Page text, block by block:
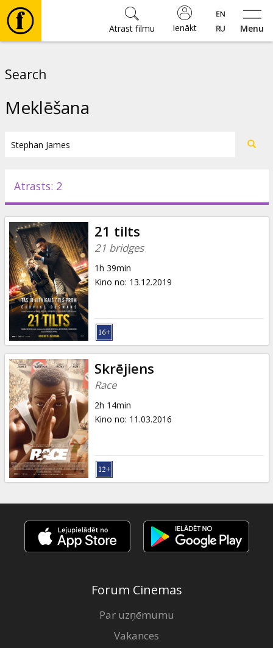
Menu
Ienākt
Atrast filmu
Pasākumi
Ziņas
Dāvanu
kartes
Uzkodas
B2B
Kino
Klubs
Search
Meklēšana
Atrasts: 2
21 tilts
21 bridges
1h 39min
Kino no: 13.12.2019
Skrējiens
Race
2h 14min
Kino no: 11.03.2016
Forum Cinemas
Par uzņēmumu
Vakances